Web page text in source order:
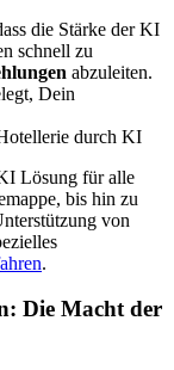
die Stärke der KI
schnell zu
abzuleiten.
Dein
Lösung für alle
bis hin zu
von
.
Die Macht der